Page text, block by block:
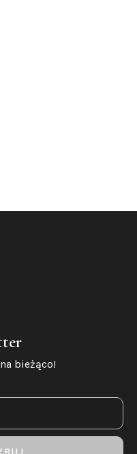
bieżąco!